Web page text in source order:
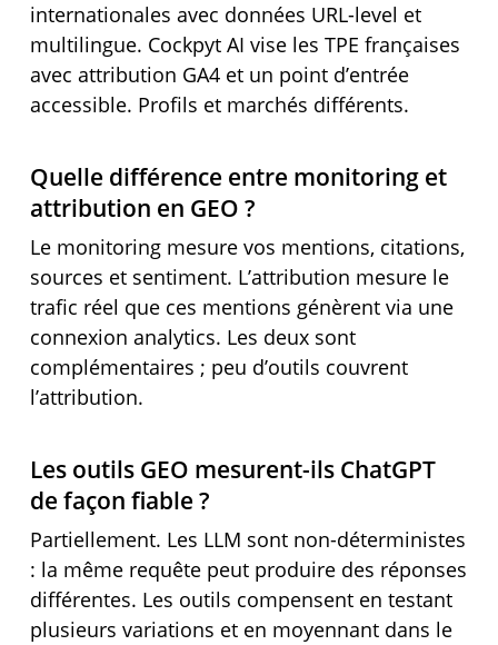
internationales avec données URL-level et
multilingue. Cockpyt AI vise les TPE françaises
avec attribution GA4 et un point d’entrée
accessible. Profils et marchés différents.
Quelle différence entre monitoring et
attribution en GEO ?
Le monitoring mesure vos mentions, citations,
sources et sentiment. L’attribution mesure le
trafic réel que ces mentions génèrent via une
connexion analytics. Les deux sont
complémentaires ; peu d’outils couvrent
l’attribution.
Les outils GEO mesurent-ils ChatGPT
de façon fiable ?
Partiellement. Les LLM sont non-déterministes
: la même requête peut produire des réponses
différentes. Les outils compensent en testant
plusieurs variations et en moyennant dans le